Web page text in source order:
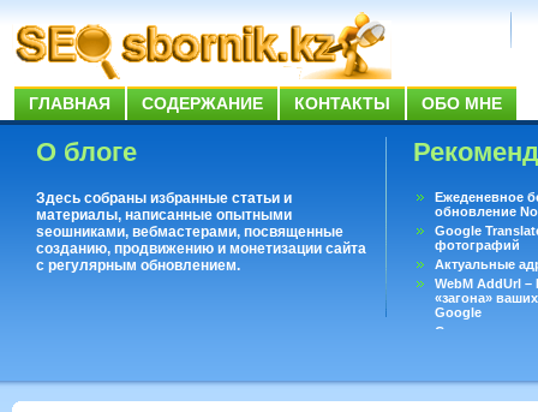
ГЛАВНАЯ СОДЕРЖАНИЕ КОНТАКТЫ ОБО МНЕ
О блоге
Здесь собраны избранные статьи и
материалы, написанные опытными
seoшниками, вебмастерами, посвященные
созданию, продвижению и монетизации сайта
с регулярным обновлением.
Ежеденевное
обновление
Google
фотографий
Актуальные
WebM AddUrl
«загона»
Google
Существует